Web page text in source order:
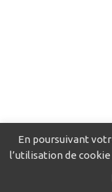
Catalogue pour
Politique
En poursuivant
l’utilisation de